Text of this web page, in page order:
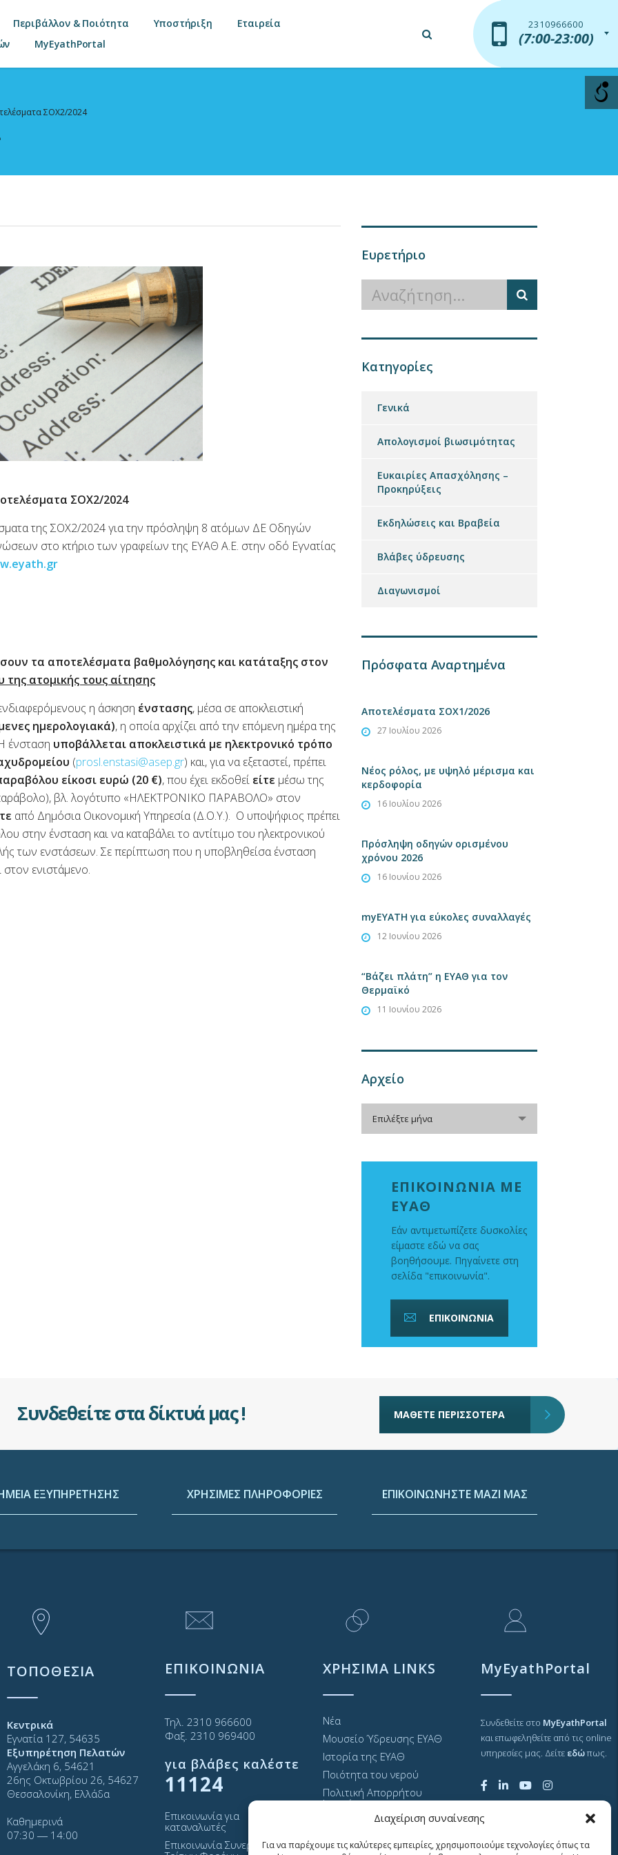
Διαχείριση συναίνεσης
Για να παρέχουμε τις καλύτερες εμπειρίες, χρησιμοποιούμε τεχνολογίες όπως τα
Περιβάλλον & Ποιότητα Υποστήριξη
Εταιρεία
MyEyathPortal
2310966600
(7:00-23:00)
2310966600
(7:00-23:00)
ΣΟΧ2/2024
ΣΟΧ2/2024
της ΣΟΧ2/2024 για την πρόσληψη 8 ατόμων ΔΕ Οδηγών
στο κτήριο των γραφείων της ΕΥΑΘ Α.Ε. στην οδό Εγνατίας
.eyath.gr
τα αποτελέσματα βαθμολόγησης και κατάταξης στον
ατομικής τους αίτησης
η άσκηση ένστασης, μέσα σε αποκλειστική
ημερολογιακά), η οποία αρχίζει από την επόμενη ημέρα της
ένσταση υποβάλλεται αποκλειστικά με ηλεκτρονικό τρόπο
(prosl.enstasi@asep.gr) και, για να εξεταστεί, πρέπει
είκοσι ευρώ (20 €), που έχει εκδοθεί είτε μέσω της
βλ. λογότυπο «ΗΛΕΚΤΡΟΝΙΚΟ ΠΑΡΑΒΟΛΟ» στον
από Δημόσια Οικονομική Υπηρεσία (Δ.Ο.Υ.). Ο υποψήφιος πρέπει
στην ένσταση και να καταβάλει το αντίτιμο του ηλεκτρονικού
των ενστάσεων. Σε περίπτωση που η υποβληθείσα ένσταση
στον ενιστάμενο.
Ευρετήριο
Κατηγορίες
Γενικά
Απολογισμοί βιωσιμότητας
Ευκαιρίες Απασχόλησης –
Προκηρύξεις
Εκδηλώσεις και Βραβεία
Βλάβες ύδρευσης
Διαγωνισμοί
Πρόσφατα Αναρτημένα
Αποτελέσματα ΣΟΧ1/2026
27 Ιουλίου 2026
Νέος ρόλος, με υψηλό μέρισμα και
κερδοφορία
16 Ιουλίου 2026
Πρόσληψη οδηγών ορισμένου
χρόνου 2026
16 Ιουνίου 2026
myEYATH για εύκολες συναλλαγές
12 Ιουνίου 2026
“Βάζει πλάτη” η ΕΥΑΘ για τον
Θερμαϊκό
11 Ιουνίου 2026
Αρχείο
Επιλέξτε μήνα
ΕΠΙΚΟΙΝΩΝΙΑ ΜΕ
ΕΥΑΘ
Εάν αντιμετωπίζετε δυσκολίες
είμαστε εδώ να σας
βοηθήσουμε. Πηγαίνετε στη
σελίδα "επικοινωνία".
ΕΠΙΚΟΙΝΩΝΙΑ
Συνδεθείτε στα δίκτυά μας ! ΜΑΘΕΤΕ ΠΕΡΙΣΣΟΤΕΡΑ
ΕΞΥΠΗΡΕΤΗΣΗΣ ΧΡΗΣΙΜΕΣ ΠΛΗΡΟΦΟΡΙΕΣ ΕΠΙΚΟΙΝΩΝΗΣΤΕ ΜΑΖΙ ΜΑΣ
ΤΟΠΟΘΕΣΙΑ
Κεντρικά
Εγνατία 127, 54635
Εξυπηρέτηση Πελατών
Αγγελάκη 6, 54621
26ης Οκτωβρίου 26, 54627
Θεσσαλονίκη, Ελλάδα
Καθημερινά
07:30 ― 14:00
ΕΠΙΚΟΙΝΩΝΙΑ
Τηλ. 2310 966600
Φαξ. 2310 969400
για βλάβες καλέστε
11124
Επικοινωνία για
καταναλωτές
Επικοινωνία Συνεργατών και
ΧΡΗΣΙΜΑ LINKS
Νέα
Μουσείο Ύδρευσης ΕΥΑΘ
Ιστορία της ΕΥΑΘ
Ποιότητα του νερού
Πολιτική Απορρήτου
Ιστοτόπου
GDPR και προσωπικά
Sitemap
MyEyathPortal
Συνδεθείτε στο MyEyathPortal
και επωφεληθείτε από τις online
υπηρεσίες μας. Δείτε εδώπως.